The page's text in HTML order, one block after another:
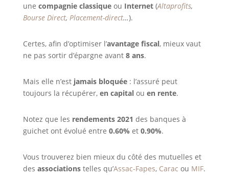
une compagnie classiqueou Internet(Altaprofits,
Bourse Direct, Placement-direct…).
Certes, afin d’optimiser l’avantage fiscal, mieux vaut
ne pas sortir d’épargne avant 8 ans.
Mais elle n’est jamais bloquée: l’assuré peut
toujours la récupérer, en capitalou en rente.
Notez que les rendements 2021 des banques à
guichet ont évolué entre 0.60% et 0.90%.
Vous trouverez bien mieux du côté des mutuelles et
des associationstelles qu’Assac-Fapes, Carac ou MIF.